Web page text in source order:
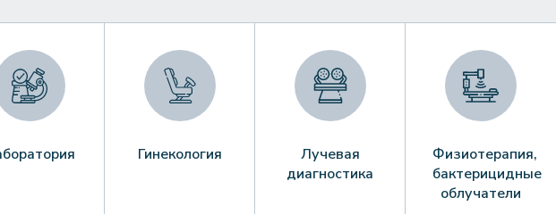
Гинекология
Лучевая
диагностика
Физиотерапия,
бактерицидные
облучатели